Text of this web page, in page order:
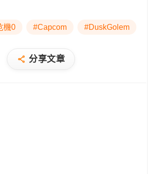
機0 #Capcom #DuskGolem
分享文章